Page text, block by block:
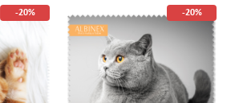
-20% -20%